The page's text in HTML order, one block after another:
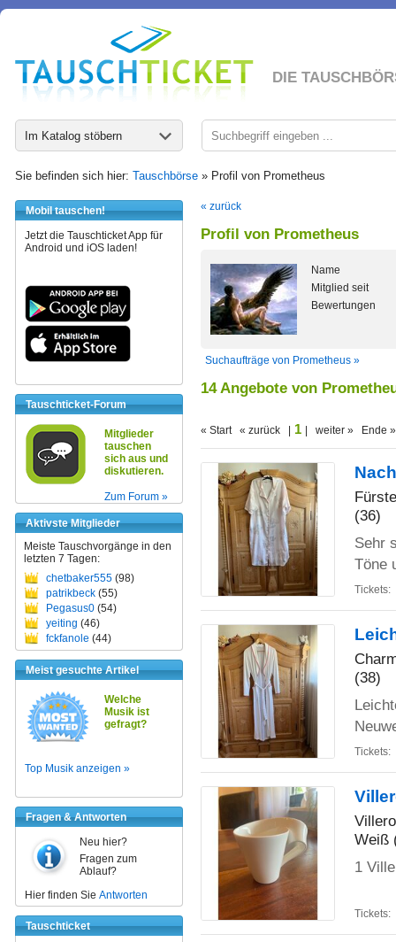
DIE
Im Katalog stöbern
Sie befinden sich hier: Tauschbörse » Profil von Prometheus
Mobil tauschen!
Jetzt die Tauschticket App für
Android und iOS laden!
Tauschticket-Forum
Mitglieder
tauschen
sich aus und
diskutieren.
Zum Forum »
Aktivste Mitglieder
Meiste Tauschvorgänge in den
letzten 7 Tagen:
chetbaker555 (98)
patrikbeck (55)
Pegasus0 (54)
yeiting (46)
fckfanole (44)
Meist gesuchte Artikel
Welche
Musik ist
gefragt?
Top Musik anzeigen »
Fragen & Antworten
Neu hier?
Fragen zum
Ablauf?
Hier finden Sie Antworten
Tauschticket
« zurück
Profil von Prometheus
Name
Mitglied seit
Bewertungen
Suchaufträge von Prometheus »
14 Angebote von
« Start « zurück | 1 | weiter » Ende »
(36)
Sehr
Töne
Tickets:
(38)
Tickets:
Weiß
1
Tickets: